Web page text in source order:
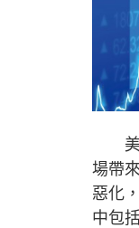
美元
場帶
惡化
中包